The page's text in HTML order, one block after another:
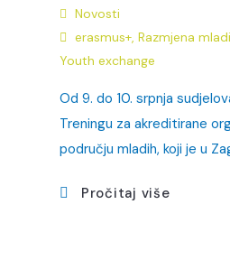
Novosti
erasmus+,Razmjena
Youth exchange
Od 9. do 10. srpnja
Treningu za akreditirane
području mladih, koji je u
Pročitaj više